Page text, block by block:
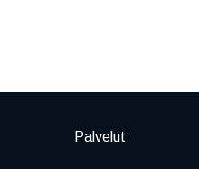
Palvelut